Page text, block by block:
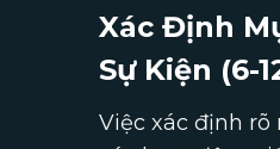
Xác Định
Sự Kiện (6-
Việc xác định